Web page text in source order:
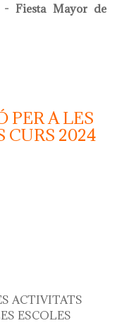
- Fiesta Mayor de
PER A LES
CURS 2024
ACTIVITATS
ESCOLES